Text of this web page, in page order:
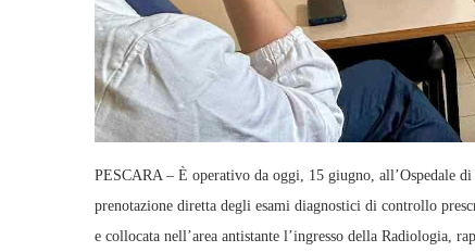
PESCARA – È operativo da oggi, 15 giugno, all’Ospedale
prenotazione diretta degli esami diagnostici di controllo
e collocata nell’area antistante l’ingresso della Radiologia,